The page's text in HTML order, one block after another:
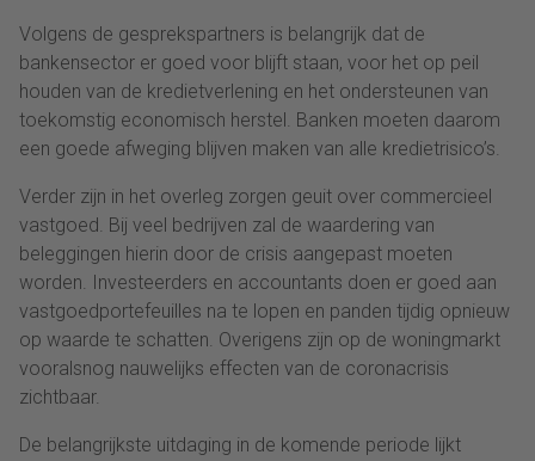
Volgens de gesprekspartners is belangrijk dat de
bankensector er goed voor blijft staan, voor het op peil
houden van de kredietverlening en het ondersteunen van
toekomstig economisch herstel. Banken moeten daarom
een goede afweging blijven maken van alle kredietrisico’s.
Verder zijn in het overleg zorgen geuit over commercieel
vastgoed. Bij veel bedrijven zal de waardering van
beleggingen hierin door de crisis aangepast moeten
worden. Investeerders en accountants doen er goed aan
vastgoedportefeuilles na te lopen en panden tijdig opnieuw
op waarde te schatten. Overigens zijn op de woningmarkt
vooralsnog nauwelijks effecten van de coronacrisis
zichtbaar.
De belangrijkste uitdaging in de komende periode lijkt